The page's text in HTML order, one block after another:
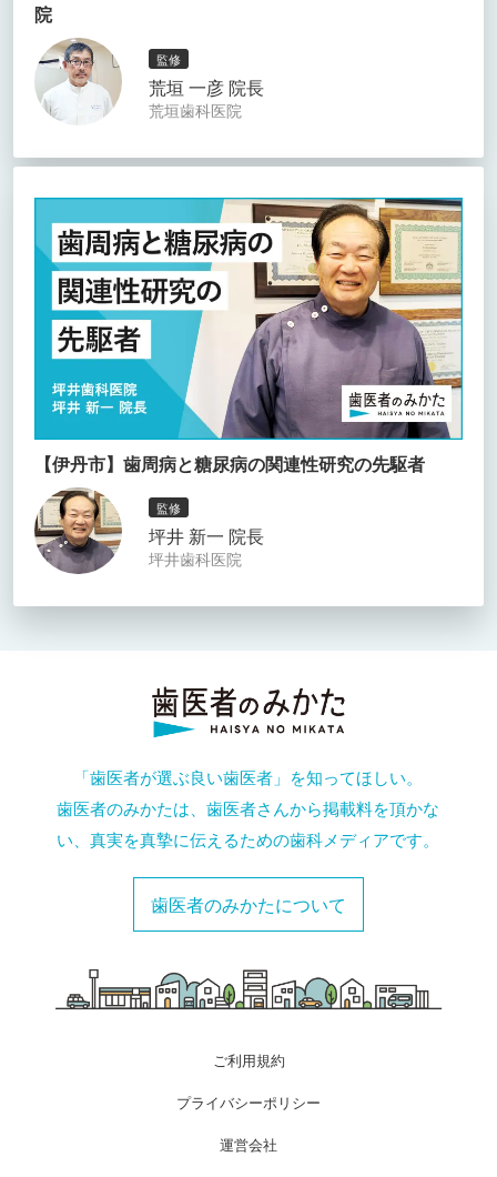
院
監修
荒垣 一彦 院長
荒垣歯科医院
【伊丹市】歯周病と糖尿病の関連性研究の先駆者
監修
坪井 新一 院長
坪井歯科医院
「歯医者が選ぶ良い歯医者」を知ってほしい。
歯医者のみかたは、歯医者さんから掲載料を頂かな
い、真実を真摯に伝えるための歯科メディアです。
歯医者のみかたについて
ご利用規約
プライバシーポリシー
運営会社